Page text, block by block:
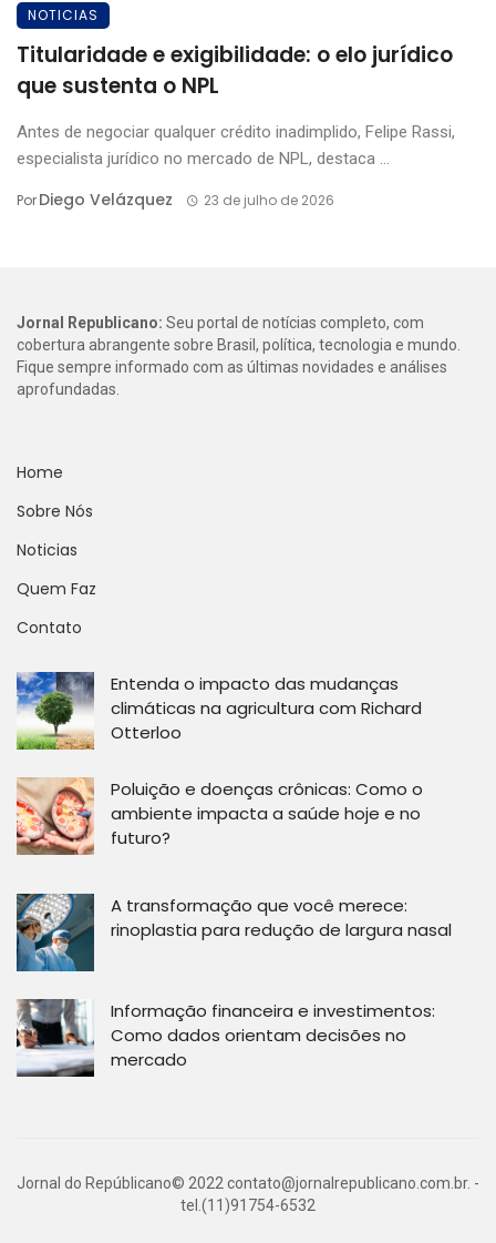
NOTICIAS
Titularidade e exigibilidade: o elo jurídico
que sustenta o NPL
Antes de negociar qualquer crédito inadimplido, Felipe Rassi,
especialista jurídico no mercado de NPL, destaca ...
PorDiego Velázquez 23 de julho de 2026
Jornal Republicano: Seu portal de notícias completo, com
cobertura abrangente sobre Brasil, política, tecnologia e mundo.
Fique sempre informado com as últimas novidades e análises
aprofundadas.
Home
Sobre Nós
Noticias
Quem Faz
Contato
Entenda o impacto das mudanças
climáticas na agricultura com Richard
Otterloo
Poluição e doenças crônicas: Como o
ambiente impacta a saúde hoje e no
futuro?
A transformação que você merece:
rinoplastia para redução de largura nasal
Informação financeira e investimentos:
Como dados orientam decisões no
mercado
Jornal do Repúblicano© 2022 contato@jornalrepublicano.com.br. -
tel.(11)91754-6532